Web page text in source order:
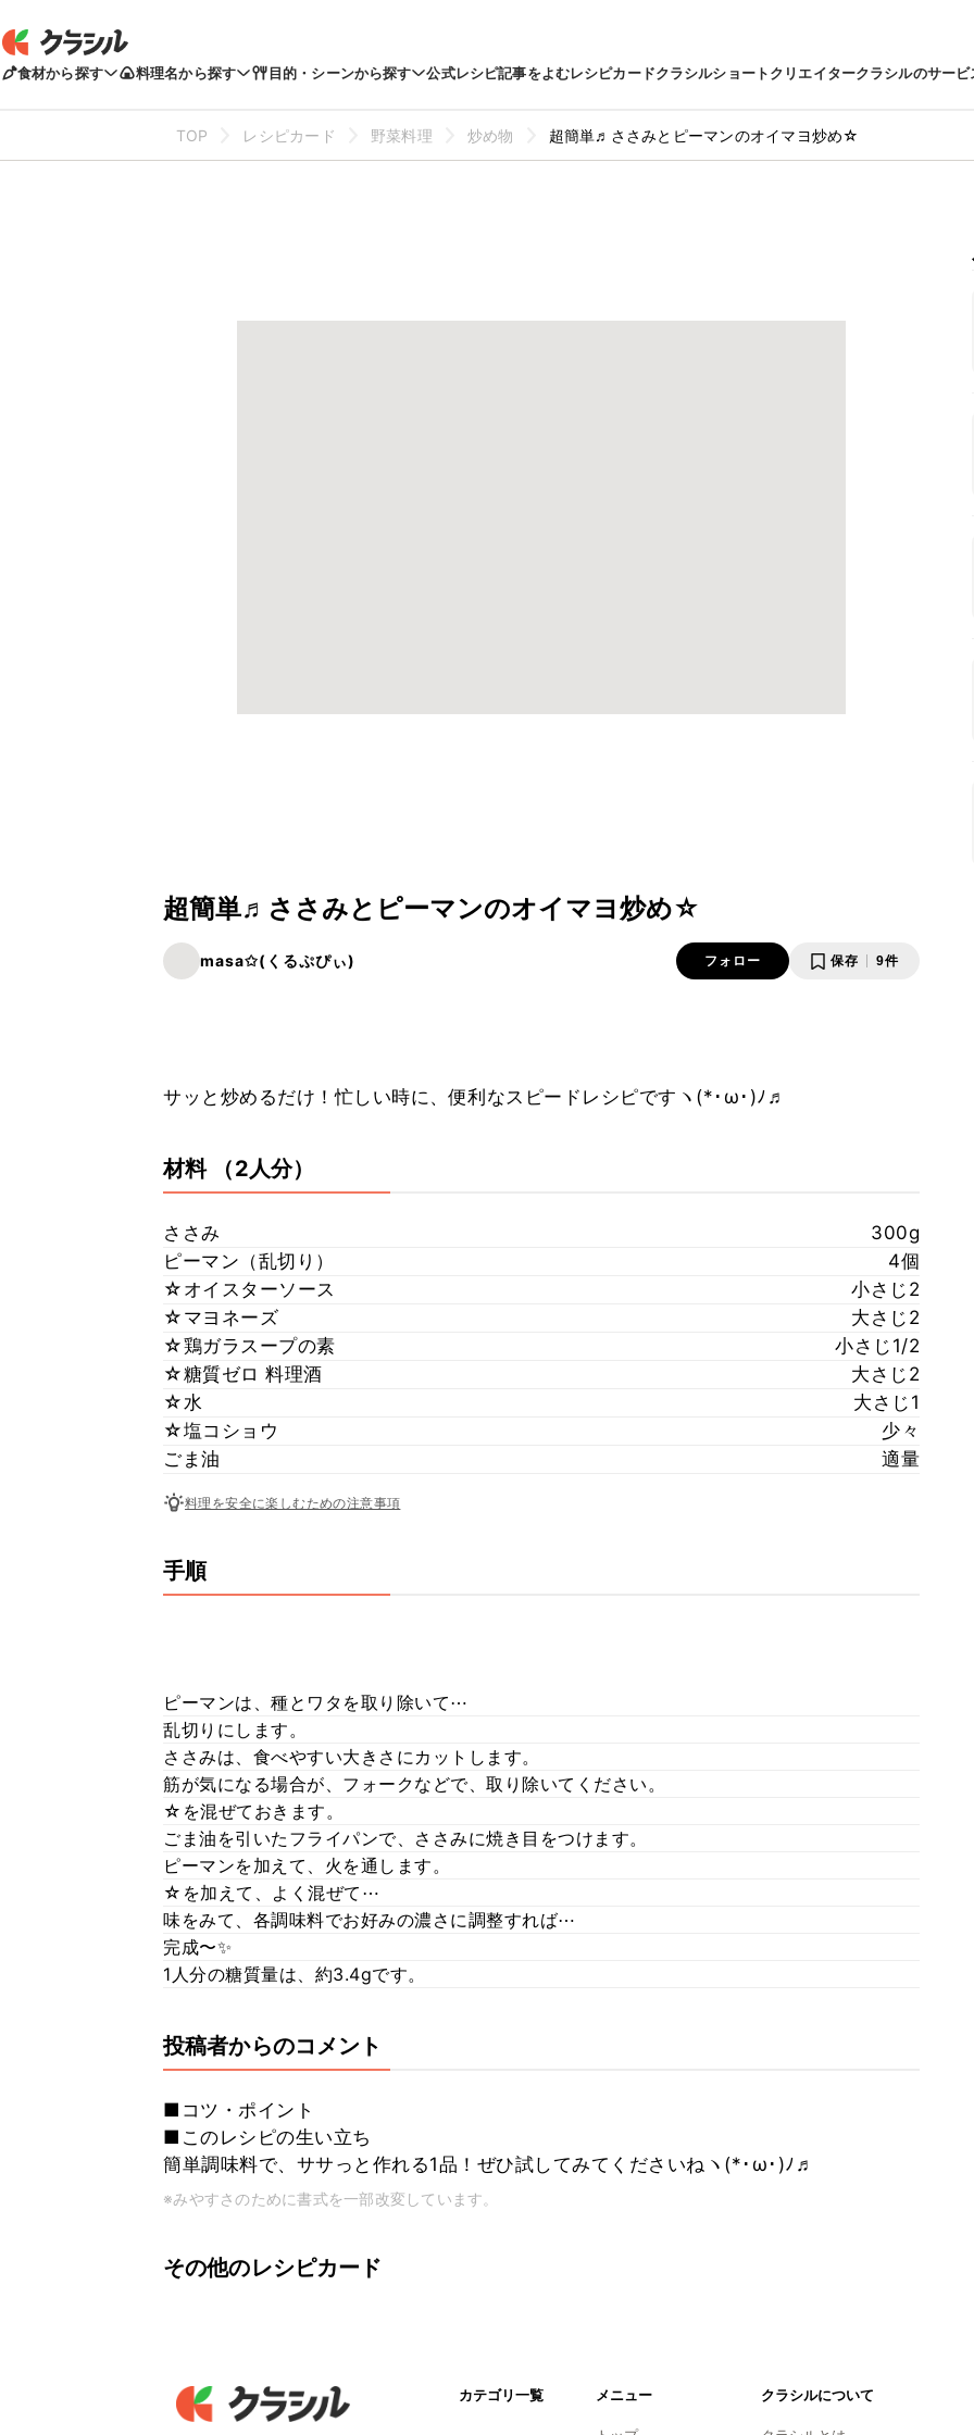
食材から探す 料理名から探す 目的・シーンから探す 公式レシピ記事をよむレシピカードクラシルショートクリエイタークラシルのサービ
TOP レシピカード 野菜料理 炒め物 超簡単♬ささみとピーマンのオイマヨ炒め☆
超簡単♬ささみとピーマンのオイマヨ炒め☆
masa✩(くるぷぴぃ) フォロー 保存 9件
サッと炒めるだけ！忙しい時に、便利なスピードレシピですヽ(*･ω･)ﾉ♬
材料 （2人分）
ささみ
300g
ピーマン（乱切り）
4個
☆オイスターソース
小さじ2
☆マヨネーズ
大さじ2
☆鶏ガラスープの素
小さじ1/2
☆糖質ゼロ 料理酒
大さじ2
☆水
大さじ1
☆塩コショウ
少々
ごま油
適量
料理を安全に楽しむための注意事項
手順
ピーマンは、種とワタを取り除いて⋯
乱切りにします。
ささみは、食べやすい大きさにカットします。
筋が気になる場合が、フォークなどで、取り除いてください。
☆を混ぜておきます。
ごま油を引いたフライパンで、ささみに焼き目をつけます。
ピーマンを加えて、火を通します。
☆を加えて、よく混ぜて⋯
味をみて、各調味料でお好みの濃さに調整すれば⋯
完成〜✨
1人分の糖質量は、約3.4gです。
投稿者からのコメント
■コツ・ポイント
■このレシピの生い立ち
簡単調味料で、ササっと作れる1品！ぜひ試してみてくださいねヽ(*･ω･)ﾉ♬
※みやすさのために書式を一部改変しています。
その他のレシピカード
カテゴリ一覧 メニュー クラシルについて